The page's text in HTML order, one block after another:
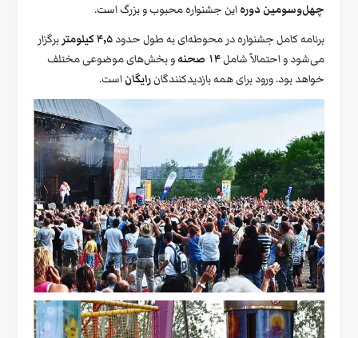
چهل‌وسومین دورهاین جشنواره محبوب و بزرگ است.
برنامه کامل جشنواره در محوطه‌ای به طول حدود۴٫۵ کیلومتر
برگزار
می‌شود و احتمالاً شامل۱۴ صحنه
و بخش‌های موضوعی مختلف
خواهد بود. ورود برای همه بازدیدکنندگانرایگاناست.